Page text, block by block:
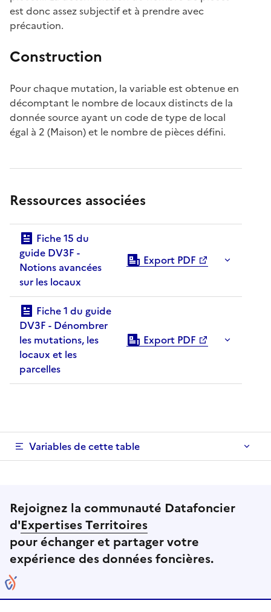
est donc assez subjectif et à prendre avec
précaution.
Construction
Pour chaque mutation, la variable est obtenue en
décomptant le nombre de locaux distincts de la
donnée source ayant un code de type de local
égal à 2 (Maison) et le nombre de pièces défini.
Ressources associées
guide DV3F -
Notions avancées
sur les locaux
Export PDF
DV3F - Dénombrer
les mutations, les
locaux et les
parcelles
Export PDF
Variables de cette table
Rejoignez la communauté Datafoncier
d'Expertises Territoires
pour échanger et partager votre
expérience des données foncières.